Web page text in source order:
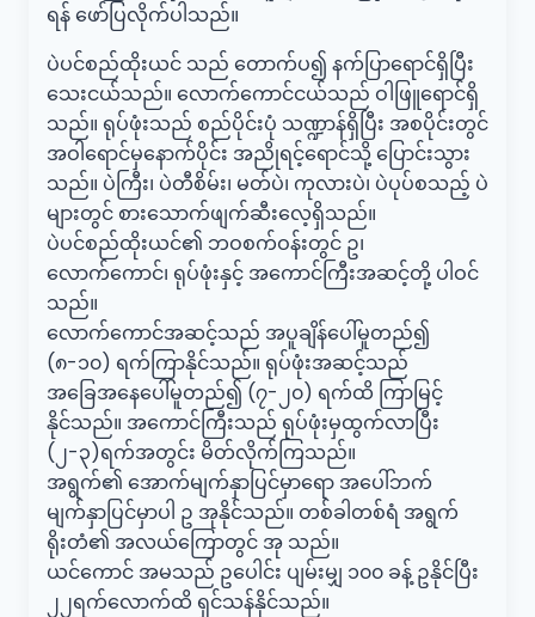
ရန် ဖော်ပြလိုက်ပါသည်။
ပဲပင်စည်ထိုးယင် သည် တောက်ပ၍ နက်ပြာရောင်ရှိပြီး
သေးငယ်သည်။ လောက်ကောင်ငယ်သည် ဝါဖြူရောင်ရှိ
သည်။ ရုပ်ဖုံးသည် စည်ပိုင်းပုံ သဏ္ဍာန်ရှိပြီး အစပိုင်းတွင်
အဝါရောင်မှနောက်ပိုင်း အညိုရင့်ရောင်သို့ ပြောင်းသွား
သည်။ ပဲကြီး၊ ပဲတီစိမ်း၊ မတ်ပဲ၊ ကုလားပဲ၊ ပဲပုပ်စသည့် ပဲ
များတွင် စားသောက်ဖျက်ဆီးလေ့ရှိသည်။
ပဲပင်စည်ထိုးယင်၏ ဘဝစက်ဝန်းတွင် ဥ၊
လောက်ကောင်၊ ရုပ်ဖုံးနှင့် အကောင်ကြီးအဆင့်တို့ ပါဝင်
သည်။
လောက်ကောင်အဆင့်သည် အပူချိန်ပေါ်မူတည်၍
(၈-၁၀) ရက်ကြာနိုင်သည်။ ရုပ်ဖုံးအဆင့်သည်
အခြေအနေပေါ်မူတည်၍ (၇-၂၀) ရက်ထိ ကြာမြင့်
နိုင်သည်။ အကောင်ကြီးသည် ရုပ်ဖုံးမှထွက်လာပြီး
(၂-၃)ရက်အတွင်း မိတ်လိုက်ကြသည်။
အရွက်၏ အောက်မျက်နှာပြင်မှာရော အပေါ်ဘက်
မျက်နှာပြင်မှာပါ ဥ အုနိုင်သည်။ တစ်ခါတစ်ရံ အရွက်
ရိုးတံ၏ အလယ်ကြောတွင် အု သည်။
ယင်ကောင် အမသည် ဥပေါင်း ပျမ်းမျှ ၁၀၀ ခန့် ဥနိုင်ပြီး
၂၂ရက်လောက်ထိ ရှင်သန်နိုင်သည်။